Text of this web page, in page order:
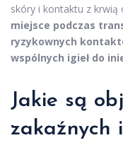
skóry i kontaktu z krwią
miejsce podczas
ryzykownych
wspólnych igieł do
Jakie są
zakaźnych